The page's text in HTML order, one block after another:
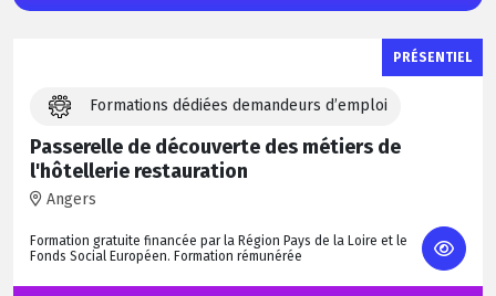
PRÉSENTIEL
Formations dédiées demandeurs d’emploi
Passerelle de découverte des métiers de
l'hôtellerie restauration
Angers
Formation gratuite financée par la Région Pays de la Loire et le
Fonds Social Européen. Formation rémunérée